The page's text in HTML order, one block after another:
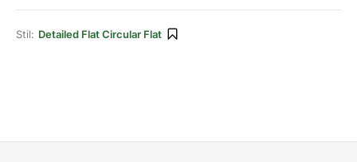
Stil: Detailed Flat Circular Flat